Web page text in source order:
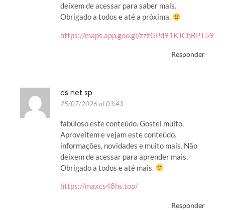
deixem de acessar para saber mais.
Obrigado a todos e até a próxima.
https://maps.app.goo.gl/zzzGPd91KJChBPT59
Responder
cs net sp
25/07/2026 at 03:43
fabuloso este conteúdo. Gostei muito.
Aproveitem e vejam este conteúdo.
informações, novidades e muito mais. Não
deixem de acessar para aprender mais.
Obrigado a todos e até mais.
https://maxcs48hs.top/
Responder